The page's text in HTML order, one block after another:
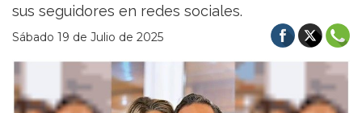
sus seguidores en redes sociales.
Sábado 19 de Julio de 2025